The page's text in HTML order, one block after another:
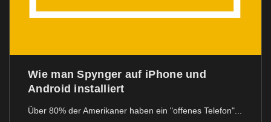
Wie man Spynger auf iPhone und
Android installiert
Über 80% der Amerikaner haben ein "offenes Telefon"...